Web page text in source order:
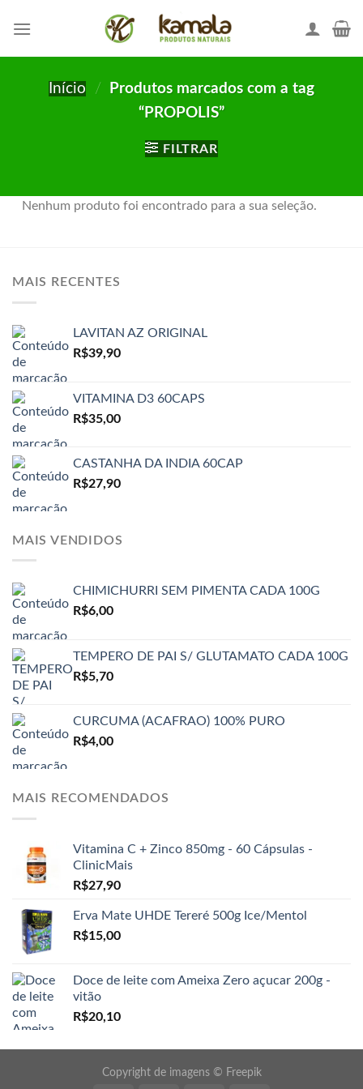
Início /
Produtos marcados com a tag
“PROPOLIS”
FILTRAR
Nenhum produto foi encontrado para a sua seleção.
MAIS RECENTES
LAVITAN AZ ORIGINAL
R$39,90
VITAMINA D3 60CAPS
R$35,00
CASTANHA DA INDIA 60CAP
R$27,90
MAIS VENDIDOS
CHIMICHURRI SEM PIMENTA CADA 100G
R$6,00
TEMPERO DE PAI S/ GLUTAMATO CADA 100G
R$5,70
CURCUMA (ACAFRAO) 100% PURO
R$4,00
MAIS RECOMENDADOS
Vitamina C + Zinco 850mg - 60 Cápsulas -
ClinicMais
R$27,90
Erva Mate UHDE Tereré 500g Ice/Mentol
R$15,00
Doce de leite com Ameixa Zero açucar 200g -
vitão
R$20,10
Copyright de imagens © Freepik